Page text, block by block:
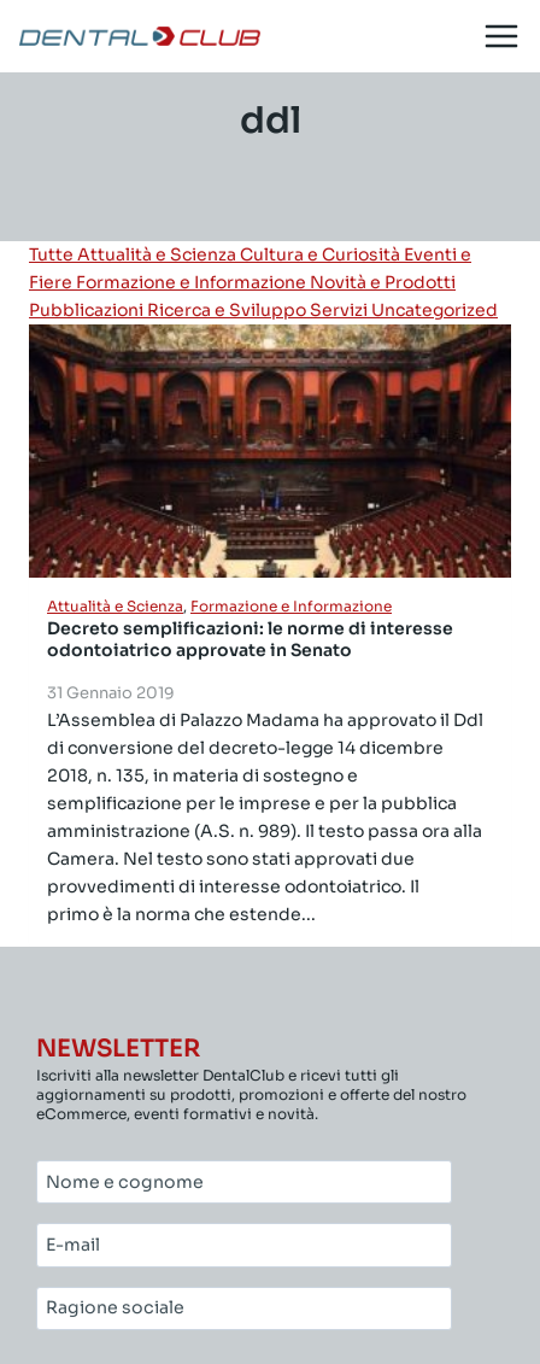
contenuto
ddl
Tutte Attualità e Scienza Cultura e Curiosità Eventi e
Fiere Formazione e Informazione Novità e Prodotti
Pubblicazioni Ricerca e SviluppoServizi Uncategorized
Attualità e Scienza, Formazione e Informazione
Decreto semplificazioni: le norme di interesse
odontoiatrico approvate in Senato
31 Gennaio 2019
L’Assemblea di Palazzo Madama ha approvato il Ddl
di conversione del decreto-legge 14 dicembre
2018, n. 135, in materia di sostegno e
semplificazione per le imprese e per la pubblica
amministrazione (A.S. n. 989). Il testo passa ora alla
Camera. Nel testo sono stati approvati due
provvedimenti di interesse odontoiatrico. Il
primo è la norma che estende...
NEWSLETTER
Iscriviti alla newsletter DentalClub e ricevi tutti gli
aggiornamenti su prodotti, promozioni e offerte del nostro
eCommerce, eventi formativi e novità.
Nome
e
cognome*
E-
mail*
Ragione
sociale*